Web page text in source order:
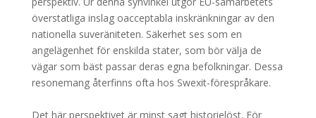
överstatliga inslag oacceptabla inskränkningar av den
nationella suveräniteten. Säkerhet ses som en
angelägenhet för enskilda stater, som bör välja de
vägar som bäst passar deras egna befolkningar. Dessa
resonemang återfinns ofta hos Swexit-förespråkare.
Det här perspektivet är minst sagt historielöst. För